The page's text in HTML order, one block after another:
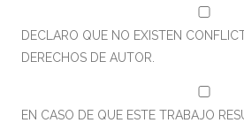
DECLARO QUE NO EXISTEN
DERECHOS DE AUTOR.
EN CASO DE QUE ESTE TRABAJO